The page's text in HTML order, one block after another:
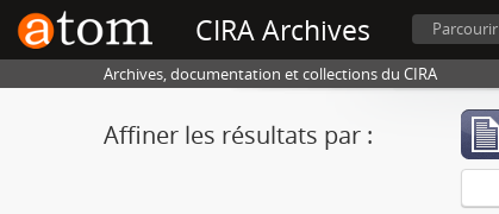
CIRA Archives Parcourir
Archives, documentation et collections du CIRA
Affiner les résultats par :